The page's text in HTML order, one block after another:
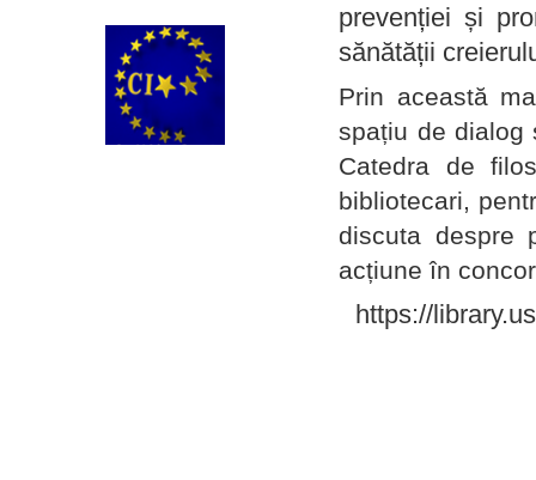
prevenției și
sănătății
Prin această
spațiu de dialog
Catedra de
bibliotecari,
discuta despre
acțiune în
https://